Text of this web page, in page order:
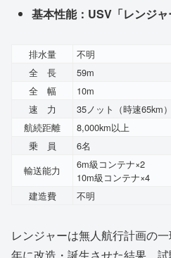
基本性能：USV「レンジャ
排水量
不明
全 長
59m
全 幅
10m
速 力
35ノット（時速65km）
航続距離
8,000km以上
乗 員
6名
輸送能力
6m級コンテナ×2
10m級コンテナ×4
建造費
不明
レンジャーは無人航行計画の